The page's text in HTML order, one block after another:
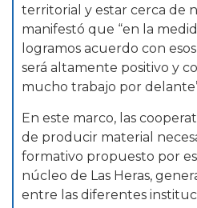
territorial y estar cerca de
manifestó que “en la
logramos acuerdo con
será altamente positivo y
mucho trabajo por
En este marco, las
de producir material
formativo propuesto por
núcleo de Las Heras,
entre las diferentes